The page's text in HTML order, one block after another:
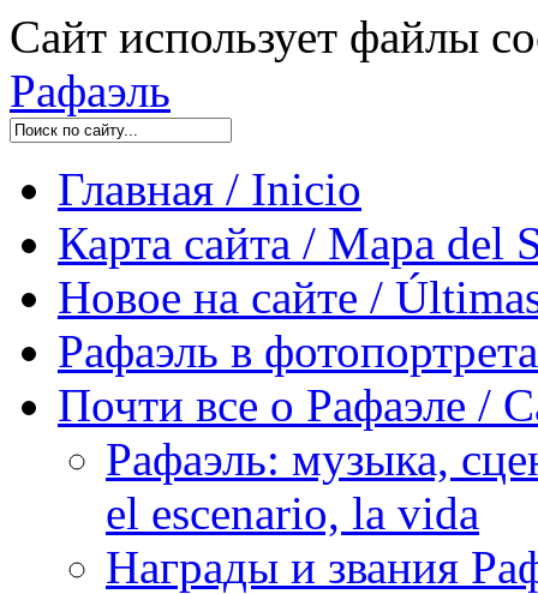
Сайт использует файлы
Рафаэль
Главная / Inicio
Карта сайта / Mapa del
Новое на сайте /
Рафаэль в
Почти все о Рафаэле /
Рафаэль: музыка,
el escenario, la vida
Награды и звания